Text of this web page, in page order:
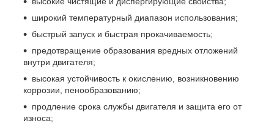
широкий температурный диапазон использования;
быстрый запуск и быстрая прокачиваемость;
предотвращение образования вредных отложений
внутри двигателя;
высокая устойчивость к окислению, возникновению
коррозии, пенообразованию;
продление срока службы двигателя и защита его от
износа;